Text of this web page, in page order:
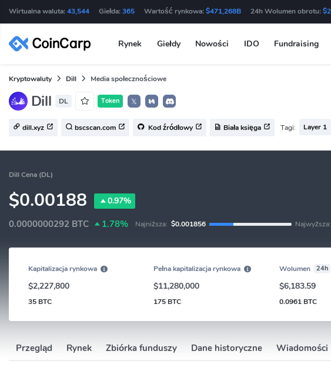
Wirtualna waluta: 43,544 Giełda: 365 Wartość rynkowa: $471,268B 24h Wolumen obrotu:
Rynek Giełdy Nowości IDO Fundraising
Kryptowaluty Dill Media społecznościowe
Dill DL Token 𝕏
dill.xyz bscscan.com Kod źródłowy Biała księga Tagi: Layer 1
Dill Cena (DL)
$0.00188 0.97%
0.0000000292 BTC 1.78% Najniższa: $0.001856 Najwyższa:
Kapitalizacja rynkowa
$2,227,800
35 BTC
Pełna kapitalizacja rynkowa
$11,280,000
175 BTC
Wolumen 24h
$6,183.59
0.0961 BTC
Przegląd Rynek Zbiórka funduszy Dane historyczne Wiadomości